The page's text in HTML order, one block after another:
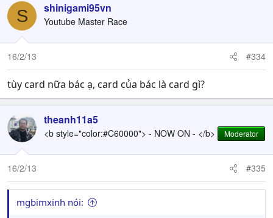
S shinigami95vn
Youtube Master Race
16/2/13 #334
tùy card nữa bác ạ, card của bác là card gì?
theanh11a5
<b style="color:#C60000"> - NOW ON - </b> Moderator
16/2/13 #335
mgbimxinh nói: